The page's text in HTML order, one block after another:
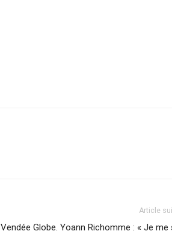
Article
Vendée Globe. Yoann Richomme : « Je me